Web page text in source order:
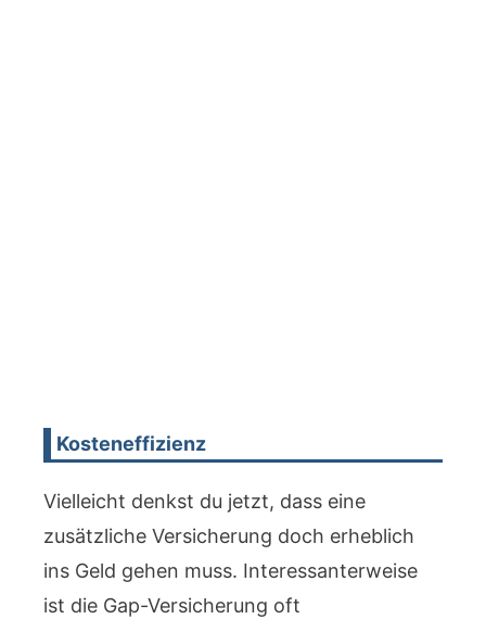
Kosteneffizienz
Vielleicht denkst du jetzt, dass eine
zusätzliche Versicherung doch erheblich
ins Geld gehen muss. Interessanterweise
ist die Gap-Versicherung oft